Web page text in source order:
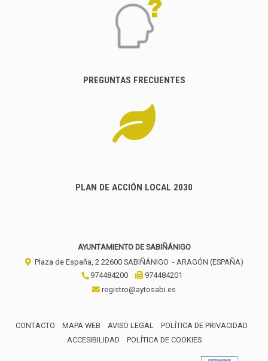
PREGUNTAS FRECUENTES
PLAN DE ACCIÓN LOCAL 2030
AYUNTAMIENTO DE SABIÑÁNIGO
Plaza de España, 2 22600 SABIÑÁNIGO - ARAGÓN (ESPAÑA)
974484200
974484201
registro@aytosabi.es
CONTACTO MAPA WEB AVISO LEGAL
POLÍTICA DE PRIVACIDAD
ACCESIBILIDAD
POLÍTICA DE COOKIES